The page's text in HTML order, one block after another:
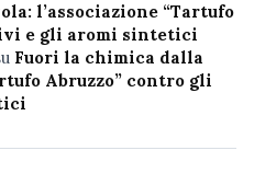
l’associazione “Tartufo
e gli aromi sintetici
Fuori la chimica dalla
Abruzzo” contro gli